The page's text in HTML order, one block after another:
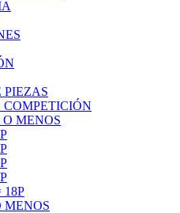
PIEZAS
MENOS
18P
MENOS